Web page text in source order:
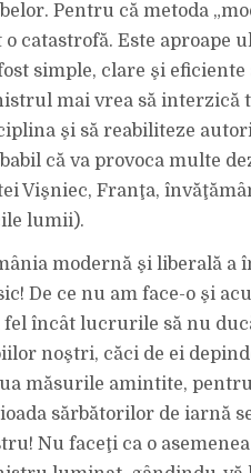
Pentru că metoda
o catastrofă. Este aproape
simple, clare şi
mai vrea să interzică
şi să reabiliteze
că va provoca multe
Vişniec, Franţa,
lumii).
modernă şi liberală a
De ce nu am face-o şi
fel încât lucrurile să nu
noştri, căci de ei
măsurile amintite,
sărbătorilor de iarnă
Nu faceţi ca o